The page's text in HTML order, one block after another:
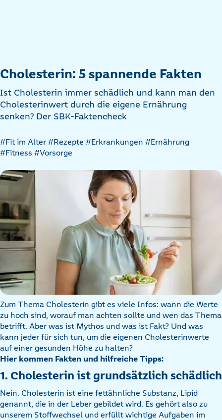
Cholesterin: 5 spannende Fakten
Ist Cholesterin immer schädlich und kann man den
Cholesterinwert durch die eigene Ernährung
senken? Der SBK-Faktencheck
Artikel
nach
filtern
#Fit im Alter #Rezepte #Erkrankungen #Ernährung
#Fitness #Vorsorge
Zum Thema Cholesterin gibt es viele Infos: wann die Werte
zu hoch sind, worauf man achten sollte und wen das Thema
betrifft. Aber was ist Mythos und was ist Fakt? Und was
kann jeder für sich tun, um die eigenen Cholesterinwerte
auf einer gesunden Höhe zu halten?
Hier kommen Fakten und hilfreiche Tipps:
1. Cholesterin ist grundsätzlich schädlich
Nein. Cholesterin ist eine fettähnliche Substanz, Lipid
genannt, die in der Leber gebildet wird. Es gehört also zu
unserem Stoffwechsel und erfüllt wichtige Aufgaben im